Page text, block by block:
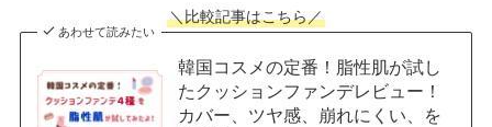
＼比較記事はこちら／
あわせて読みたい
韓国コスメの定番！脂性肌が試し
たクッションファンデレビュー！
カバー、ツヤ感、崩れにくい、を